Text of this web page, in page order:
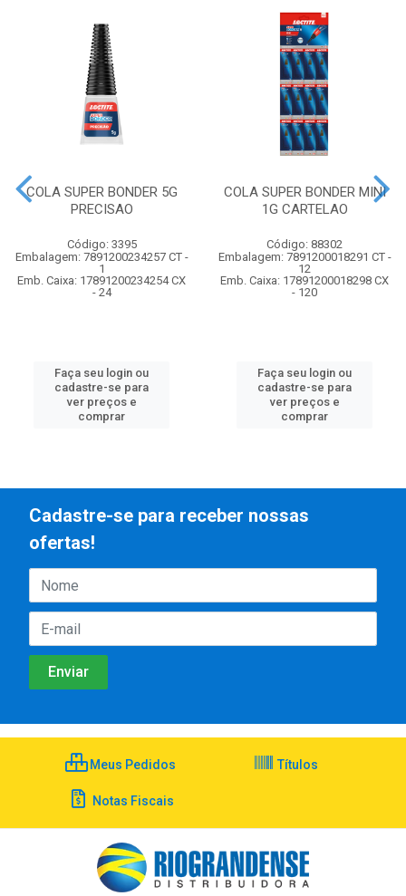
COLA SUPER BONDER 5G
PRECISAO
Código: 3395
Embalagem: 7891200234257 CT -
1
Emb. Caixa: 17891200234254 CX
- 24
Faça seu login ou
cadastre-se para
ver preços e
comprar
COLA SUPER BONDER MINI
1G CARTELAO
Código: 88302
Embalagem: 7891200018291 CT -
12
Emb. Caixa: 17891200018298 CX
- 120
Faça seu login ou
cadastre-se para
ver preços e
comprar
Cadastre-se para receber nossas
ofertas!
Meus Pedidos Títulos
Notas Fiscais